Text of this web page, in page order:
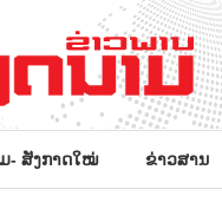
- ສັງກາດໃໝ່ ຂ່າວສານ